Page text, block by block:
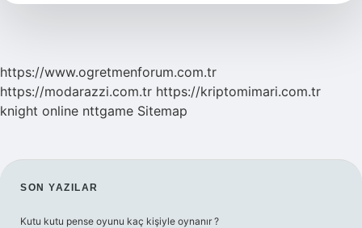
https://www.ogretmenforum.com.tr
https://modarazzi.com.tr https://kriptomimari.com.tr
knight online nttgame Sitemap
SIDEBAR
SON YAZILAR
Kutu kutu pense oyunu kaç kişiyle oynanır ?